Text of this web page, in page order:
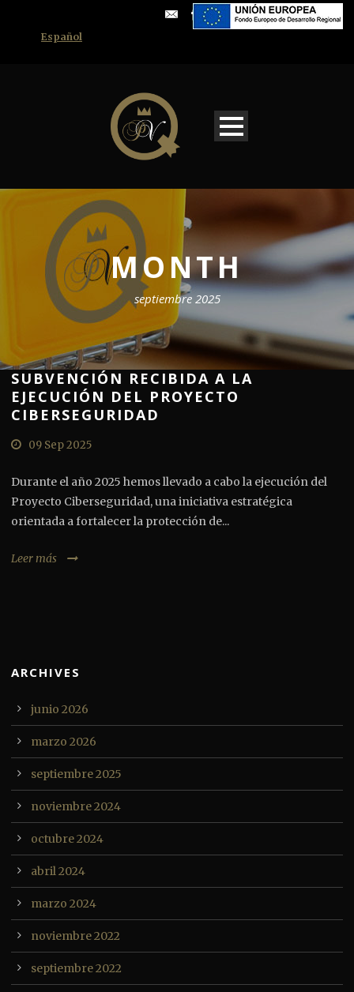
Español
MONTH
septiembre 2025
SUBVENCIÓN RECIBIDA A LA
EJECUCIÓN DEL PROYECTO
CIBERSEGURIDAD
09 Sep 2025
Durante el año 2025 hemos llevado a cabo la ejecución del
Proyecto Ciberseguridad, una iniciativa estratégica
orientada a fortalecer la protección de...
Leer más
ARCHIVES
junio 2026
marzo 2026
septiembre 2025
noviembre 2024
octubre 2024
abril 2024
marzo 2024
noviembre 2022
septiembre 2022